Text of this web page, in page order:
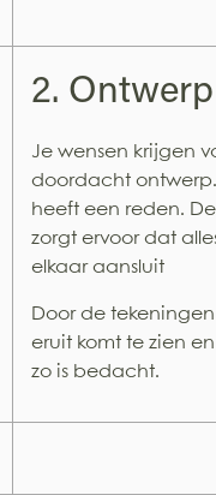
2.
Je wensen krijgen
doordacht ontwerp.
heeft een reden.
zorgt ervoor dat
elkaar aansluit
Door de
eruit komt te zien
zo is bedacht.